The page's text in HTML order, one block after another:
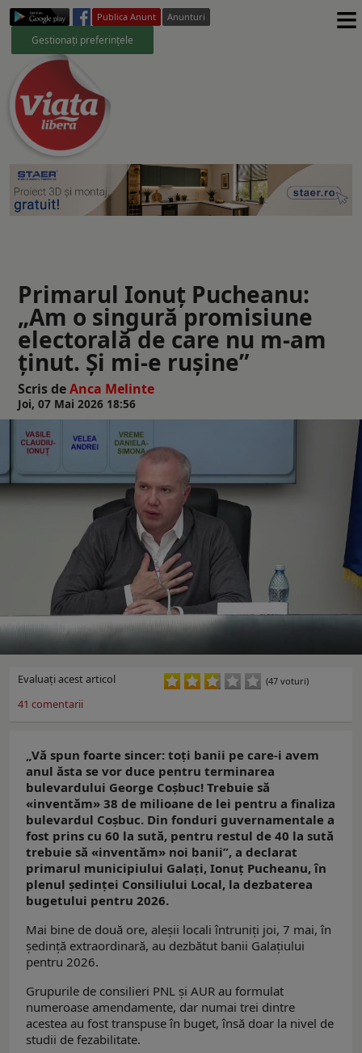
Publica Anunt Anunturi
Gestionați preferințele ≡
Primarul Ionuţ Pucheanu:
„Am o singură promisiune
electorală de care nu m-am
ținut. Şi mi-e rușine”
Scris deAnca Melinte
Joi, 07 Mai 2026 18:56
Evaluaţi acest articol (47 voturi)
41 comentarii
„Vă spun foarte sincer: toți banii pe care-i avem
anul ăsta se vor duce pentru terminarea
bulevardului George Coșbuc! Trebuie să
«inventăm» 38 de milioane de lei pentru a finaliza
bulevardul Coșbuc. Din fonduri guvernamentale a
fost prins cu 60 la sută, pentru restul de 40 la sută
trebuie să «inventăm» noi banii”, a declarat
primarul municipiului Galaţi, Ionuţ Pucheanu, în
plenul şedinţei Consiliului Local, la dezbaterea
bugetului pentru 2026.
Mai bine de două ore, aleşii locali întruniţi joi, 7 mai, în
şedinţă extraordinară, au dezbătut banii Galaţiului
pentru 2026.
Grupurile de consilieri PNL şi AUR au formulat
numeroase amendamente, dar numai trei dintre
acestea au fost transpuse în buget, însă doar la nivel de
studii de fezabilitate.